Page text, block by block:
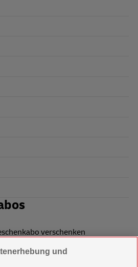
verschenken
verschenken
und